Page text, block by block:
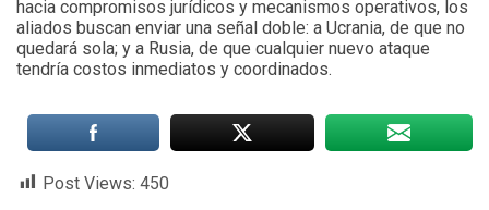
hacia compromisos jurídicos y mecanismos operativos, los
aliados buscan enviar una señal doble: a Ucrania, de que no
quedará sola; y a Rusia, de que cualquier nuevo ataque
tendría costos inmediatos y coordinados.
Post Views: 450